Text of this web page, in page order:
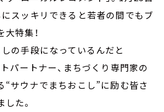
にスッキリできると若者の間でもブ
特集！
の手段になっているんだと
トパートナー、まちづくり専門家の
“サウナでまちおこし”に励む皆さ
た。